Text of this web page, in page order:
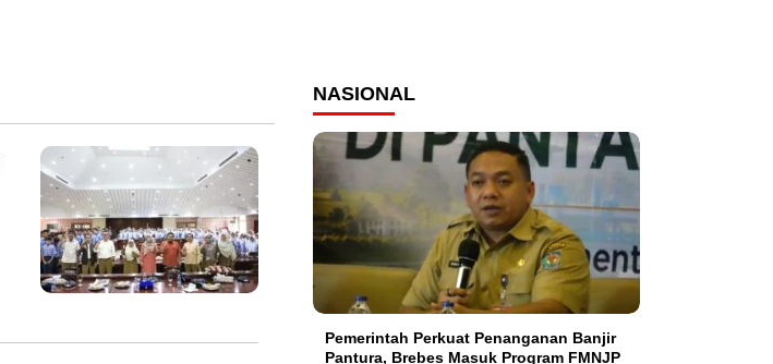
NASIONAL
Pemerintah Perkuat Penanganan Banjir
Pantura, Brebes Masuk Program FMNJP